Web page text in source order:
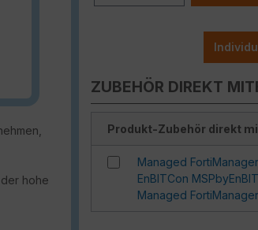
ZUBEHÖR DIREKT
Produkt-Zubehör direkt
Managed
EnBITCon
Managed FortiManager
hohe